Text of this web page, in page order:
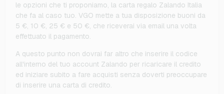
le opzioni che ti proponiamo, la carta regalo Zalando Italia
che fa al caso tuo. VGO mette a tua disposizione buoni da
5 €, 10 €, 25 € e 50 €, che riceverai via email una volta
effettuato il pagamento.
A questo punto non dovrai far altro che inserire il codice
all'interno del tuo account Zalando per ricaricare il credito
ed iniziare subito a fare acquisti senza doverti preoccupare
di inserire una carta di credito.